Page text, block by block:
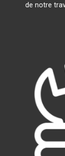
de notre